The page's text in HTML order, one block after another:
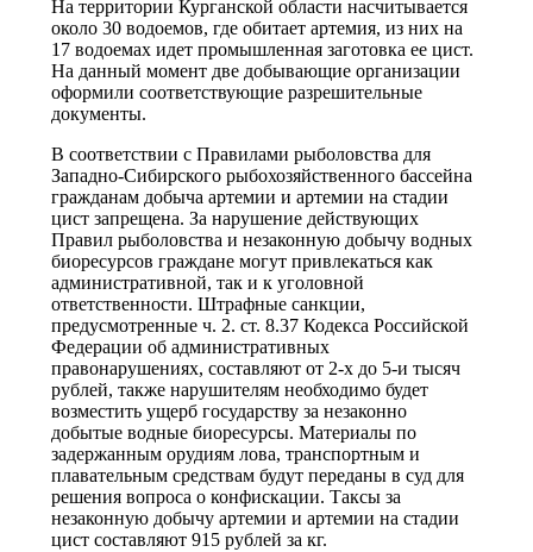
На территории Курганской области насчитывается
около 30 водоемов, где обитает артемия, из них на
17 водоемах идет промышленная заготовка ее цист.
На данный момент две добывающие организации
оформили соответствующие разрешительные
документы.
В соответствии с Правилами рыболовства для
Западно-Сибирского рыбохозяйственного бассейна
гражданам добыча артемии и артемии на стадии
цист запрещена. За нарушение действующих
Правил рыболовства и незаконную добычу водных
биоресурсов граждане могут привлекаться как
административной, так и к уголовной
ответственности. Штрафные санкции,
предусмотренные ч. 2. ст. 8.37 Кодекса Российской
Федерации об административных
правонарушениях, составляют от 2-х до 5-и тысяч
рублей, также нарушителям необходимо будет
возместить ущерб государству за незаконно
добытые водные биоресурсы. Материалы по
задержанным орудиям лова, транспортным и
плавательным средствам будут переданы в суд для
решения вопроса о конфискации. Таксы за
незаконную добычу артемии и артемии на стадии
цист составляют 915 рублей за кг.